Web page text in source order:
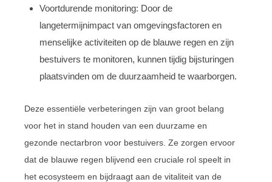
Voortdurende monitoring: Door de
langetermijnimpact van omgevingsfactoren en
menselijke activiteiten op de blauwe regen en zijn
bestuivers te monitoren, kunnen tijdig bijsturingen
plaatsvinden om de duurzaamheid te waarborgen.
Deze essentiële verbeteringen zijn van groot belang
voor het in stand houden van een duurzame en
gezonde nectarbron voor bestuivers. Ze zorgen ervoor
dat de blauwe regen blijvend een cruciale rol speelt in
het ecosysteem en bijdraagt aan de vitaliteit van de